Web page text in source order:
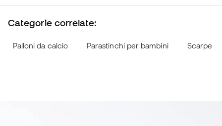
Categorie correlate:
Palloni da calcio Parastinchi per bambini Scarpe